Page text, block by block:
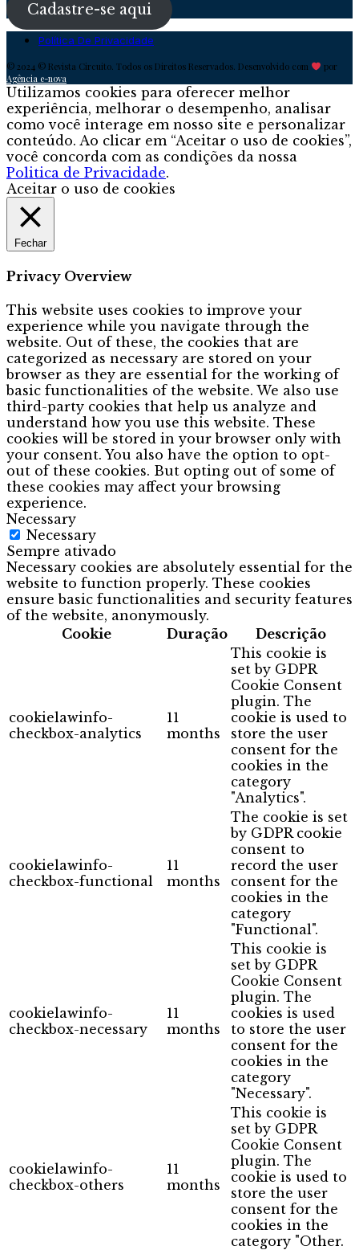
Cadastre-se aqui
Política De Privacidade
© 2024 © Revista Circuito. Todos os Direitos Reservados. Desenvolvido com
por
Agência e-nova
Utilizamos cookies para oferecer melhor
experiência, melhorar o desempenho, analisar
como você interage em nosso site e personalizar
conteúdo. Ao clicar em “Aceitar o uso de cookies”,
você concorda com as condições da nossa
Politica de Privacidade.
Aceitar o uso de cookies
Fechar
Privacy Overview
This website uses cookies to improve your
experience while you navigate through the
website. Out of these, the cookies that are
categorized as necessary are stored on your
browser as they are essential for the working of
basic functionalities of the website. We also use
third-party cookies that help us analyze and
understand how you use this website. These
cookies will be stored in your browser only with
your consent. You also have the option to opt-
out of these cookies. But opting out of some of
these cookies may affect your browsing
experience.
Necessary
Necessary
Sempre ativado
Necessary cookies are absolutely essential for the
website to function properly. These cookies
ensure basic functionalities and security features
of the website, anonymously.
Cookie
Duração Descrição
cookielawinfo-
checkbox-analytics
11
months
This cookie is
set by GDPR
Cookie Consent
plugin. The
cookie is used to
store the user
consent for the
cookies in the
category
"Analytics".
cookielawinfo-
checkbox-functional
11
months
The cookie is set
by GDPR cookie
consent to
record the user
consent for the
cookies in the
category
"Functional".
cookielawinfo-
checkbox-necessary
11
months
This cookie is
set by GDPR
Cookie Consent
plugin. The
cookies is used
to store the user
consent for the
cookies in the
category
"Necessary".
cookielawinfo-
checkbox-others
11
months
This cookie is
set by GDPR
Cookie Consent
plugin. The
cookie is used to
store the user
consent for the
cookies in the
category "Other.